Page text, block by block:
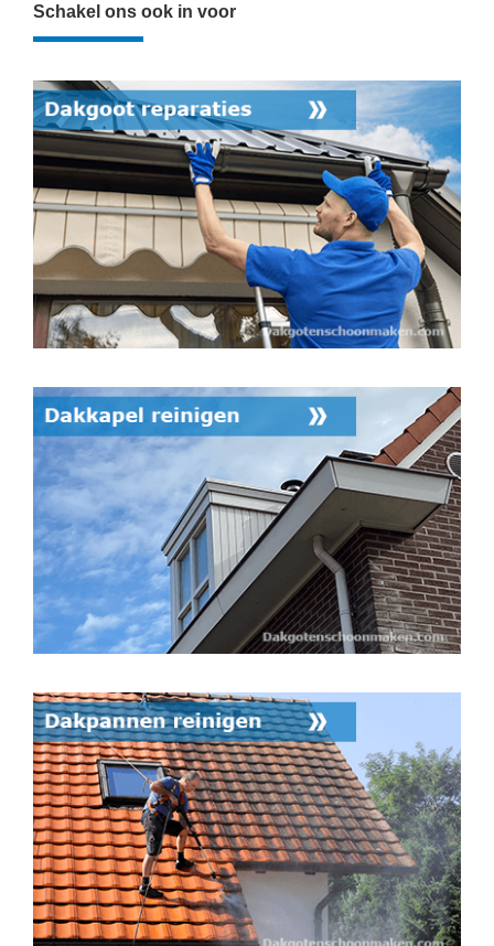
Schakel ons ook in voor